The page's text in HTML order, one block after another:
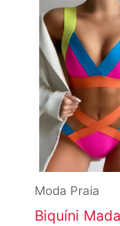
Moda Praia
Biquíni